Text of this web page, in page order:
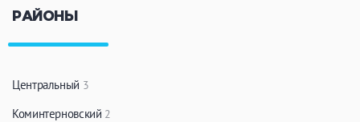
РАЙОНЫ
Центральный 3
Коминтерновский 2